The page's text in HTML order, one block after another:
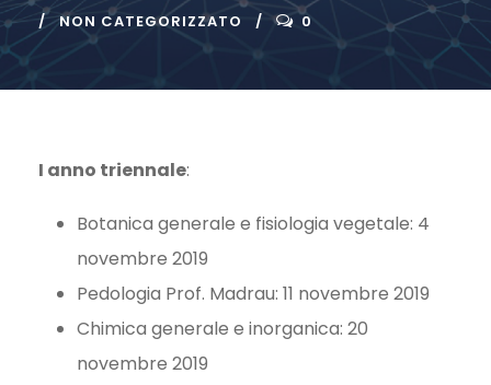
NON CATEGORIZZATO 0
I anno triennale:
Botanica generale e fisiologia vegetale: 4
novembre 2019
Pedologia Prof. Madrau: 11 novembre 2019
Chimica generale e inorganica: 20
novembre 2019